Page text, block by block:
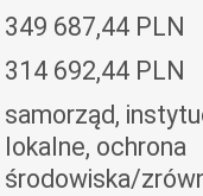
349 687,44 PLN
314 692,44 PLN
samorząd,
lokalne, ochrona
środowiska/